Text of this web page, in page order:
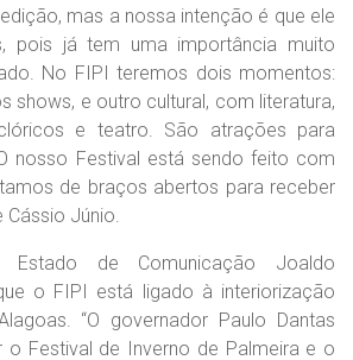
mas a nossa intenção é que ele
pois já tem uma importância muito
No FIPI teremos dois momentos:
shows, e outro cultural, com literatura,
e teatro. São atrações para
nosso Festival está sendo feito com
de braços abertos para receber
Cássio Júnio.
de Comunicação Joaldo
o FIPI está ligado à interiorização
“O governador Paulo Dantas
o Festival de Inverno de Palmeira e o